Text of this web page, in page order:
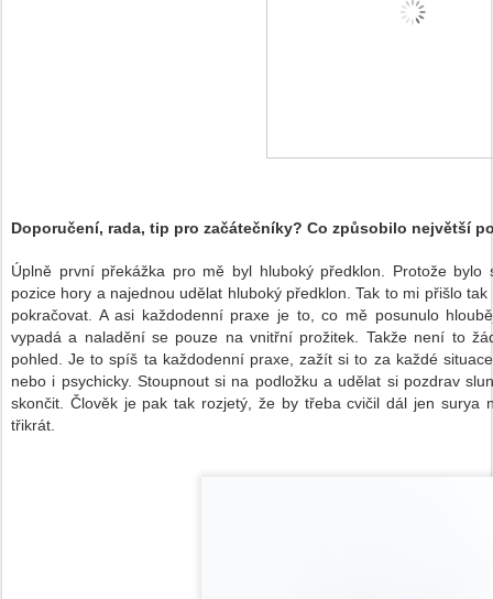
Doporučení, rada, tip pro začátečníky? Co způsobilo největší
Úplně prvnípřekážka pro mě byl hlubokýpředklon. Protože bylo
pozice hory a najednou udělat hlubokýpředklon. Tak to mi přišlo tak
pokračovat. A asi každodennípraxe je to, co měposunulo hloubě
vypadá a naladěníse pouze na vnitřní prožitek. Takže není to žá
pohled. Je to spíš ta každodennípraxe, zažít si to za každésituace
nebo i psychicky. Stoupnout si na podložku a udělat si pozdrav
skončit. Člověk je pak tak rozjetý, že by třeba cvičil dál jen surya
třikrát.